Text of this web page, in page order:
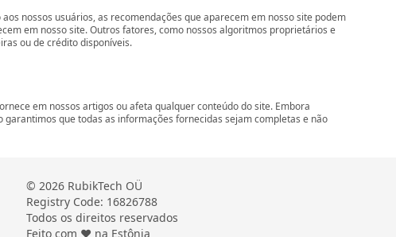
nossos usuários, as recomendações que aparecem em nosso site podem
em nosso site. Outros fatores, como nossos algoritmos proprietários e
ou de crédito disponíveis.
em nossos artigos ou afeta qualquer conteúdo do site. Embora
que todas as informações fornecidas sejam completas e não
© 2026 RubikTech OÜ
Registry Code: 16826788
Todos os direitos reservados
Feito com ❤ na Estônia